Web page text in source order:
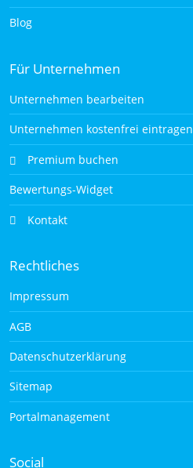
Blog
Für Unternehmen
Unternehmen bearbeiten
Unternehmen kostenfrei eintragen
Premium buchen
Bewertungs-Widget
Kontakt
Rechtliches
Impressum
AGB
Datenschutzerklärung
Sitemap
Portalmanagement
Social